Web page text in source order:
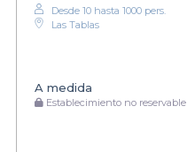
Desde 10 hasta 1000 pers.
Las Tablas
A medida
Establecimiento no reservable